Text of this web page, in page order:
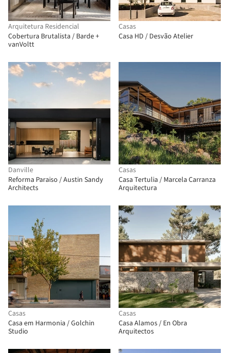
Arquitetura Residencial
Cobertura Brutalista / Barde +
vanVoltt
Casas
Casa HD / Desvão Atelier
Danville
Reforma Paraiso / Austin Sandy
Architects
Casas
Casa Tertulia / Marcela Carranza
Arquitectura
Casas
Casa em Harmonia / Golchin
Studio
Casas
Casa Alamos / En Obra
Arquitectos